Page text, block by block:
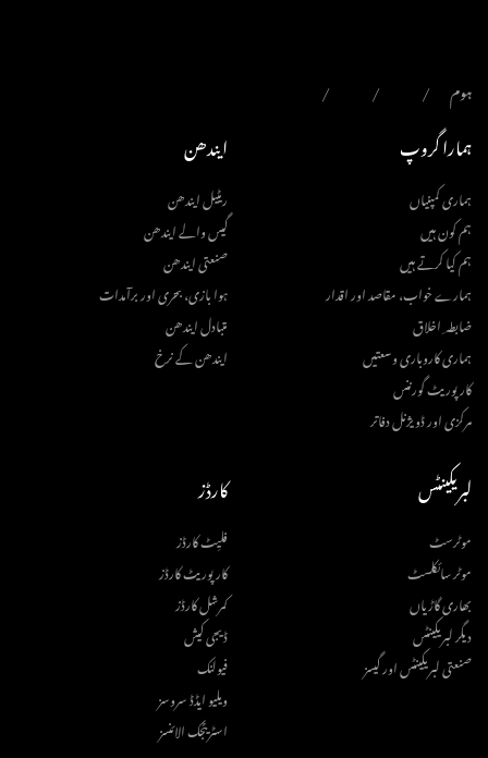
ہوم
ہمارا گروپ
ہماری کمپنیاں
ہم کون ہیں
ہم کیا کرتے ہیں
ہمارے خواب، مقاصد اور اقدار
ضابطہ ِ اخلاق
ہماری کاروباری وسعتیں
کارپوریٹ گورننس
مرکزی اور ڈویژنل دفاتر
ایندھن
ریٹیل ایندھن
گیس والے ایندھن
صنعتی ایندھن
ہوا بازی، بحری اور برآمدات
متبادل ایندھن
ایندھن کے نرخ
لبریکینٹس
موٹرسٹ
موٹر سائکلسٹ
بھاری گاڑیاں
دیگر لبریکینٹس
صنعتی لبریکینٹس اور گیسز
کارڈز
فلیِٹ کارڈز
کارپوریٹ کارڈز
کمرشل کارڈز
ڈیجی کیش
فیولنک
ویلیو ایڈڈ سروسز
اسٹریٹجک الائنسز